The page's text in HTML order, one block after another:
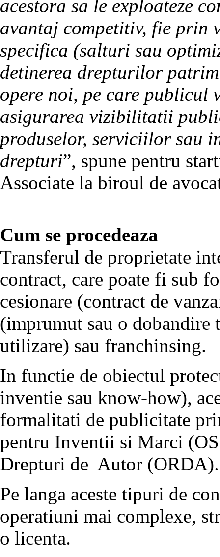
acestora sa le exploateze
avantaj competitiv, fie prin
specifica (salturi sau
detinerea drepturilor
opere noi, pe care publicul
asigurarea vizibilitatii
produselor, serviciilor sau
drepturi”, spune pentru
Associate la biroul de
Cum se procedeaza
Transferul de proprietate
contract, care poate fi sub
cesionare (contract de
(imprumut sau o dobandire
utilizare) sau franchinsing.
In functie de obiectul
inventie sau know-how),
formalitati de publicitate
pentru Inventii si Marci
Drepturi de Autor (ORDA).
Pe langa aceste tipuri de
operatiuni mai complexe,
o licenta.